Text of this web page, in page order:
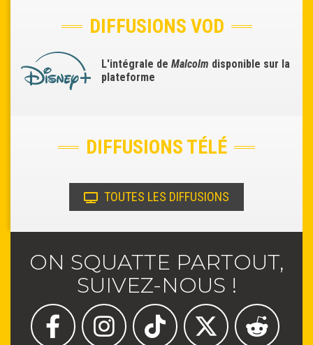
DIFFUSIONS VOD
L'intégrale de Malcolm disponible sur la
plateforme
DIFFUSIONS TÉLÉ
TOUTES LES DIFFUSIONS
ON SQUATTE PARTOUT,
SUIVEZ-NOUS !